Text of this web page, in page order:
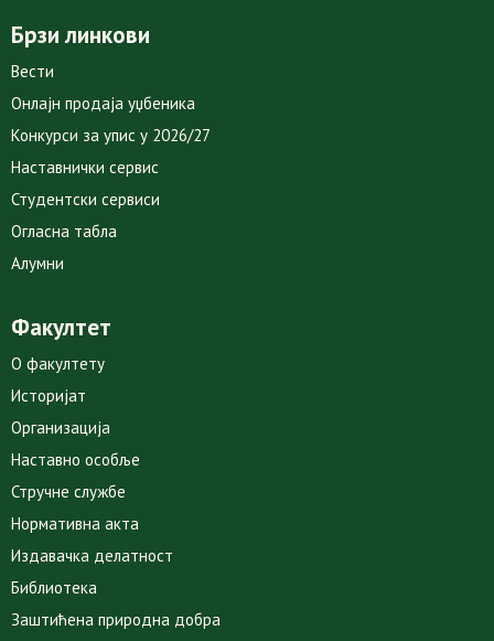
Брзи линкови
Вести
Онлајн продаја уџбеника
Конкурси за упис у 2026/27
Наставнички сервис
Студентски сервиси
Огласна табла
Алумни
Факултет
О факултету
Историјат
Организација
Наставно особље
Стручне службе
Нормативна акта
Издавачка делатност
Библиотека
Заштићена природна добра